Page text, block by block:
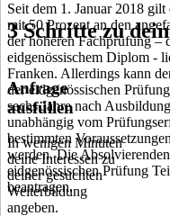
Seit dem 1. Januar 2018
mit 50 Prozent an den
der höheren Fachprüfung –
eidgenössischem Diplom -
Franken. Allerdings kann
der eidgenössischen
sechs Jahre nach
unabhängig vom
bestimmten
werden. Die
eidgenössischen Prüfung
beantragen.
3 Schritte zu
Anfrage
ausfüllen
In wenigen Minuten
deine Interessen zu
deiner gesuchten
Weiterbildung
angeben.